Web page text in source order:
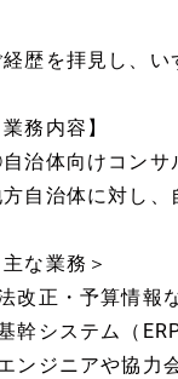
歴を拝見し、い
務内容】
治体向けコンサ
自治体に対し、
な業務＞
改正・予算情報
幹システム（
ンジニアや協力